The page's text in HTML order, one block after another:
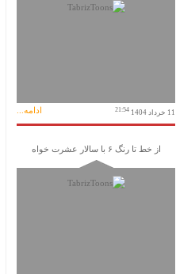
11 خرداد 1404 21:54 ادامه...
از خط تا رنگ ۶ با سالار عشرت خواه